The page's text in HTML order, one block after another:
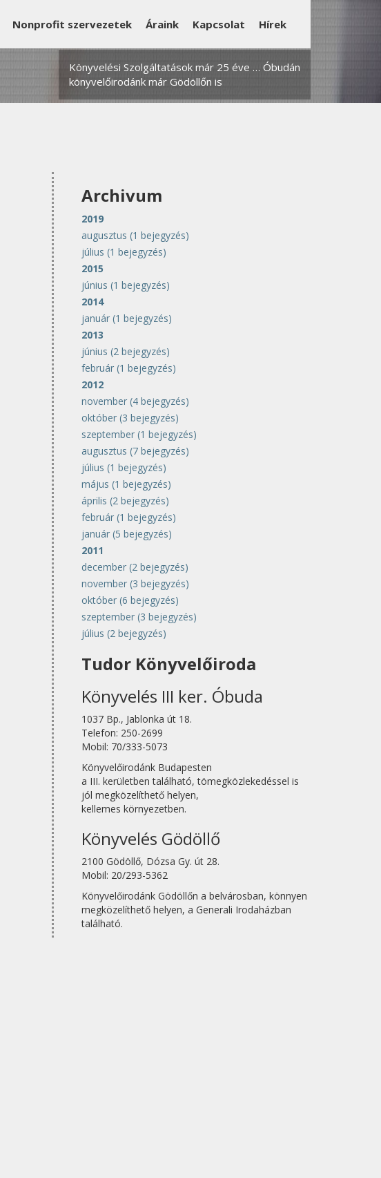
Nonprofit szervezetek Áraink Kapcsolat Hírek
Könyvelési Szolgáltatások már 25 éve … Óbudán
könyvelőirodánk már Gödöllőn is
Archivum
2019
augusztus (1 bejegyzés)
július (1 bejegyzés)
2015
június (1 bejegyzés)
2014
január (1 bejegyzés)
2013
június (2 bejegyzés)
február (1 bejegyzés)
2012
november (4 bejegyzés)
október (3 bejegyzés)
szeptember (1 bejegyzés)
augusztus (7 bejegyzés)
július (1 bejegyzés)
május (1 bejegyzés)
április (2 bejegyzés)
február (1 bejegyzés)
január (5 bejegyzés)
2011
december (2 bejegyzés)
november (3 bejegyzés)
október (6 bejegyzés)
szeptember (3 bejegyzés)
július (2 bejegyzés)
Tudor Könyvelőiroda
Könyvelés III ker. Óbuda
1037 Bp., Jablonka út 18.
Telefon: 250-2699
Mobil: 70/333-5073
Könyvelőirodánk Budapesten
a III. kerületben található, tömegközlekedéssel is
jól megközelíthető helyen,
kellemes környezetben.
Könyvelés Gödöllő
2100 Gödöllő, Dózsa Gy. út 28.
Mobil: 20/293-5362
Könyvelőirodánk Gödöllőn a belvárosban, könnyen
megközelíthető helyen, a Generali Irodaházban
található.